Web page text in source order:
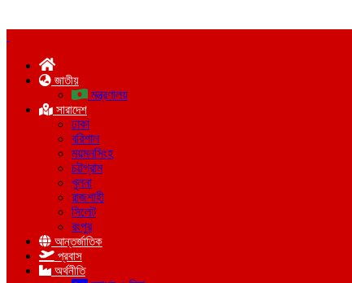
জাতীয়
মন্ত্রণালয়
সারাদেশ
ঢাকা
বরিশাল
ময়মনসিংহ
চট্টগ্রাম
খুলনা
রাজশাহী
সিলেট
রংপুর
আন্তর্জাতিক
প্রবাস
অর্থনীতি